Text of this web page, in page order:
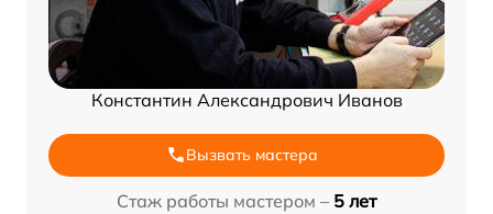
Константин Александрович Иванов
Вызвать мастера
Стаж работы мастером – 5 лет